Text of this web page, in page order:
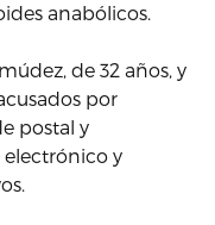
anabólicos.
de 32 años, y
por
postal y
electrónico y